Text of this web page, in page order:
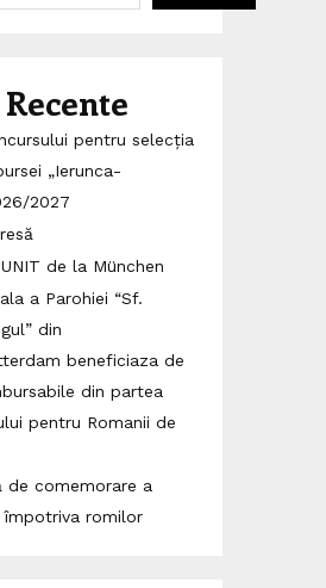
pentru selecția
„Ierunca-
2027
de la München
a Parohiei “Sf.
din
beneficiaza de
din partea
pentru Romanii de
de comemorare a
împotriva romilor